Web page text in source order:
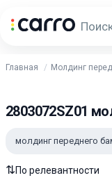
Главная Молдинг
2803072SZ01
молдинг переднего
⇅По релевантности